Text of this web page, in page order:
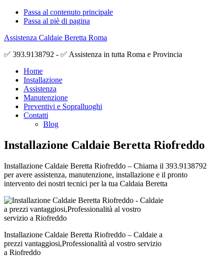
Passa al contenuto principale
Passa al piè di pagina
Assistenza Caldaie Beretta Roma
✅ 393.9138792 - ✅ Assistenza in tutta Roma e Provincia
Home
Installazione
Assistenza
Manutenzione
Preventivi e Sopralluoghi
Contatti
Blog
Installazione Caldaie Beretta Riofreddo
Installazione Caldaie Beretta Riofreddo – Chiama il 393.9138792
per avere assistenza, manutenzione, installazione e il pronto
intervento dei nostri tecnici per la tua Caldaia Beretta
Installazione Caldaie Beretta Riofreddo – Caldaie a
prezzi vantaggiosi,Professionalità al vostro servizio
a Riofreddo